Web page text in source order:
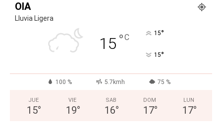
OIA
Lluvia Ligera
15 °C 15°
15°
100 % 5.7kmh 75 %
JUE
15°
VIE
19°
SAB
16°
DOM
17°
LUN
17°